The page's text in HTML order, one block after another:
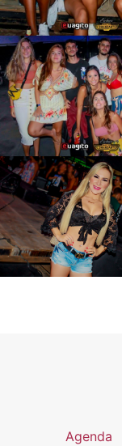
Agenda